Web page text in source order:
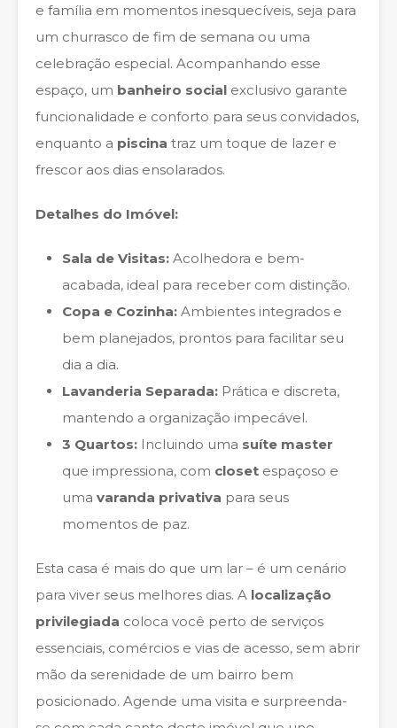
e família em momentos inesquecíveis, seja para
um churrasco de fim de semana ou uma
celebração especial. Acompanhando esse
espaço, um banheiro social exclusivo garante
funcionalidade e conforto para seus convidados,
enquanto a piscina traz um toque de lazer e
frescor aos dias ensolarados.
Detalhes do Imóvel:
Sala de Visitas: Acolhedora e bem-
acabada, ideal para receber com distinção.
Copa e Cozinha: Ambientes integrados e
bem planejados, prontos para facilitar seu
dia a dia.
Lavanderia Separada: Prática e discreta,
mantendo a organização impecável.
3 Quartos: Incluindo uma suíte master
que impressiona, com closet espaçoso e
uma varanda privativa para seus
momentos de paz.
Esta casa é mais do que um lar – é um cenário
para viver seus melhores dias. A localização
privilegiada coloca você perto de serviços
essenciais, comércios e vias de acesso, sem abrir
mão da serenidade de um bairro bem
posicionado. Agende uma visita e surpreenda-